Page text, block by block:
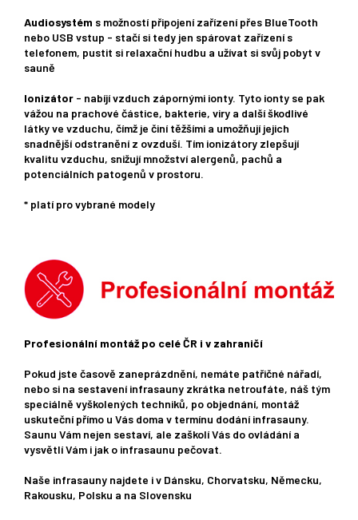
Audiosystém s možností připojení zařízení přes BlueTooth
nebo USB vstup - stačí si tedy jen spárovat zařízení s
telefonem, pustit si relaxační hudbu a užívat si svůj pobyt v
sauně
Ionizátor - nabíjí vzduch zápornými ionty. Tyto ionty se pak
vážou na prachové částice, bakterie, viry a další škodlivé
látky ve vzduchu, čímž je činí těžšími a umožňují jejich
snadnější odstranění z ovzduší. Tím ionizátory zlepšují
kvalitu vzduchu, snižují množství alergenů, pachů a
potenciálních patogenů v prostoru.
* platí pro vybrané modely
Profesionální montáž po celé ČR i v zahraničí
Pokud jste časově zaneprázdnění, nemáte patřičné nářadí,
nebo si na sestavení infrasauny zkrátka netroufáte, náš tým
speciálně vyškolených techniků, po objednání, montáž
uskuteční přímo u Vás doma v termínu dodání infrasauny.
Saunu Vám nejen sestaví, ale zaškolí Vás do ovládání a
vysvětlí Vám i jak o infrasaunu pečovat.
Naše infrasauny najdete i v Dánsku, Chorvatsku, Německu,
Rakousku, Polsku a na Slovensku